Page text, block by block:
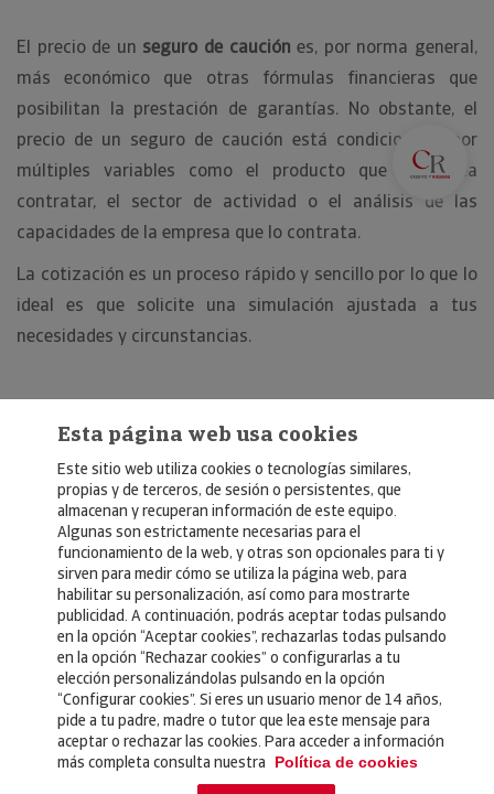
El precio de un seguro de caución es, por norma general,
más económico que otras fórmulas financieras que
posibilitan la prestación de garantías. No obstante, el
precio de un seguro de caución está condicionado por
múltiples variables como el producto que se desea
contratar, el sector de actividad o el análisis de las
capacidades de la empresa que lo contrata.
La cotización es un proceso rápido y sencillo por lo que lo
ideal es que solicite una simulación ajustada a tus
necesidades y circunstancias.
© Copyright 2026, Crédito y Caución
Aviso Legal
Política de Privacidad
RGPD
Política de Cookies
Seguros
Esta página web usa cookies
Este sitio web utiliza cookies o tecnologías similares,
propias y de terceros, de sesión o persistentes, que
almacenan y recuperan información de este equipo.
Algunas son estrictamente necesarias para el
funcionamiento de la web, y otras son opcionales para ti y
sirven para medir cómo se utiliza la página web, para
habilitar su personalización, así como para mostrarte
publicidad. A continuación, podrás aceptar todas pulsando
en la opción “Aceptar cookies”, rechazarlas todas pulsando
en la opción “Rechazar cookies” o configurarlas a tu
elección personalizándolas pulsando en la opción
“Configurar cookies”. Si eres un usuario menor de 14 años,
pide a tu padre, madre o tutor que lea este mensaje para
aceptar o rechazar las cookies. Para acceder a información
más completa consulta nuestra
Política de cookies